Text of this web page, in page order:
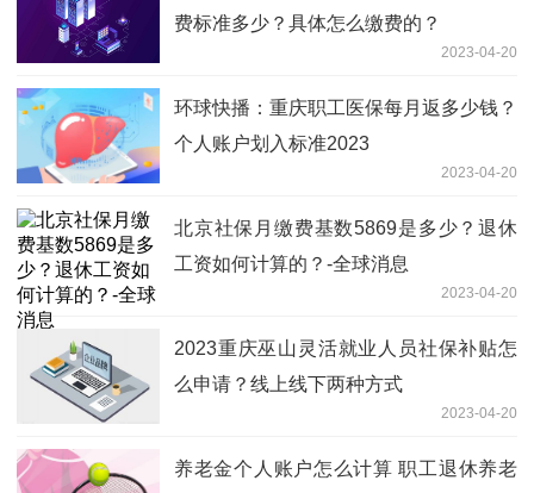
费标准多少？具体怎么缴费的？
2023-04-20
环球快播：重庆职工医保每月返多少钱？
个人账户划入标准2023
2023-04-20
北京社保月缴费基数5869是多少？退休
工资如何计算的？-全球消息
2023-04-20
2023重庆巫山灵活就业人员社保补贴怎
么申请？线上线下两种方式
2023-04-20
养老金个人账户怎么计算 职工退休养老